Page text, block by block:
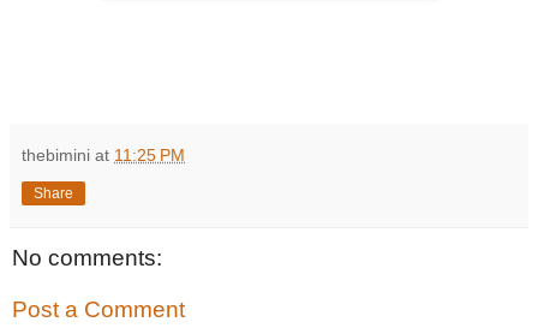
thebimini at 11:25 PM
Share
No comments:
Post a Comment